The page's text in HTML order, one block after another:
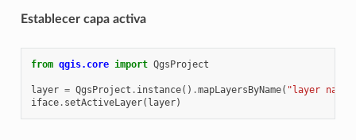
Establecer capa activa
from qgis.core import QgsProject
layer = QgsProject . instance() .mapLayersByName( "layer
iface. setActiveLayer( layer)